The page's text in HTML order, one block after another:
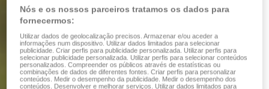
Nós e os nossos parceiros tratamos os dados para
fornecermos:
Utilizar dados de geolocalização precisos. Armazenar e/ou aceder a
informações num dispositivo. Utilizar dados limitados para selecionar
publicidade. Criar perfis para publicidade personalizada. Utilizar perfis para
selecionar publicidade personalizada. Utilizar perfis para selecionar conteúdos
personalizados. Compreender os públicos através de estatísticas ou
combinações de dados de diferentes fontes. Criar perfis para personalizar
conteúdos. Medir o desempenho da publicidade. Medir o desempenho dos
conteúdos. Desenvolver e melhorar serviços. Utilizar dados limitados para